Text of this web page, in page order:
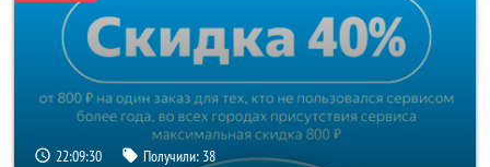
22:09:30 Получили: 38